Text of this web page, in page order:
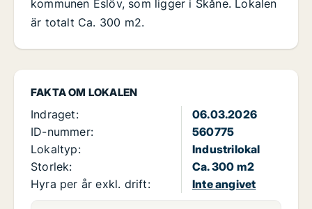
FAKTA OM LOKALEN
Indraget:
06.03.2026
ID-nummer:
560775
Lokaltyp:
Industrilokal
Storlek:
Ca. 300 m2
Hyra per år exkl. drift:
Inte angivet
kommunen Eslöv, som ligger i Skåne. Lokalen
är totalt Ca. 300 m2.